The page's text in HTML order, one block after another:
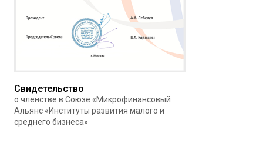
Свидетельство
о членстве в Союзе «Микрофинансовый
Альянс «Институты развития малого и
среднего бизнеса»